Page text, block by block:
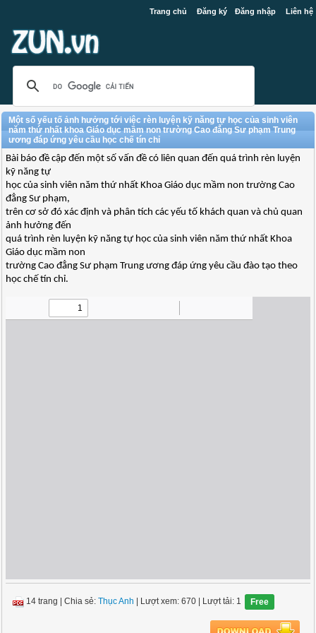
Trang chủ Đăng ký Đăng nhập Liên hệ
Một số yếu tố ảnh hưởng tới việc rèn luyện kỹ năng tự học của sinh viên
năm thứ nhất khoa Giáo dục mầm non trường Cao đẳng Sư phạm Trung
ương đáp ứng yêu cầu học chế tín chỉ
Bài báo đề cập đến một số vấn đề có liên quan đến quá trình rèn luyện
kỹ năng tự
học của sinh viên năm thứ nhất Khoa Giáo dục mầm non trường Cao
đẳng Sư phạm,
trên cơ sở đó xác định và phân tích các yếu tố khách quan và chủ quan
ảnh hưởng đến
quá trình rèn luyện kỹ năng tự học của sinh viên năm thứ nhất Khoa
Giáo dục mầm non
trường Cao đẳng Sư phạm Trung ương đáp ứng yêu cầu đào tạo theo
học chế tín chỉ.
14 trang |Chia sẻ:Thục Anh | Lượt xem: 670 | Lượt tải: 1 Free